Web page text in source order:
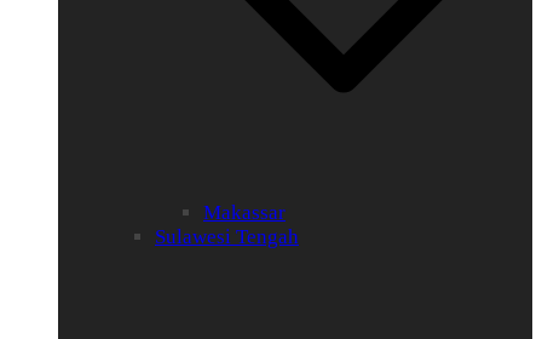
Makassar
Sulawesi Tengah